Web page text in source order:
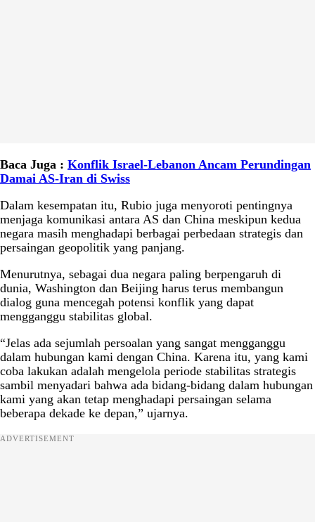
Baca Juga : Konflik Israel-Lebanon Ancam Perundingan
Damai AS-Iran di Swiss
Dalam kesempatan itu, Rubio juga menyoroti pentingnya
menjaga komunikasi antara AS dan China meskipun kedua
negara masih menghadapi berbagai perbedaan strategis dan
persaingan geopolitik yang panjang.
Menurutnya, sebagai dua negara paling berpengaruh di
dunia, Washington dan Beijing harus terus membangun
dialog guna mencegah potensi konflik yang dapat
mengganggu stabilitas global.
“Jelas ada sejumlah persoalan yang sangat mengganggu
dalam hubungan kami dengan China. Karena itu, yang kami
coba lakukan adalah mengelola periode stabilitas strategis
sambil menyadari bahwa ada bidang-bidang dalam hubungan
kami yang akan tetap menghadapi persaingan selama
beberapa dekade ke depan,” ujarnya.
ADVERTISEMENT